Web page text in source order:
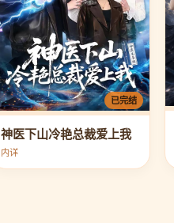
已完结
神医下山冷艳总裁爱上我
内详